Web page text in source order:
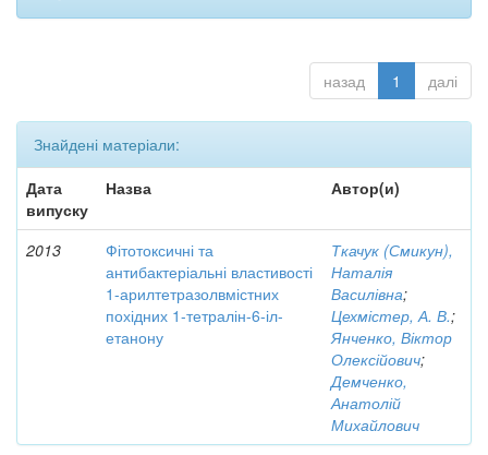
назад 1 далі
Знайдені матеріали:
Дата
випуску
Назва Автор(и)
2013
Фітотоксичні та
антибактеріальні властивості
1-арилтетразолвмістних
похідних 1-тетралін-6-іл-
етанону
Ткачук (Смикун),
Наталія
Василівна;
Цехмістер, А. В.;
Янченко, Віктор
Олексійович;
Демченко,
Анатолій
Михайлович